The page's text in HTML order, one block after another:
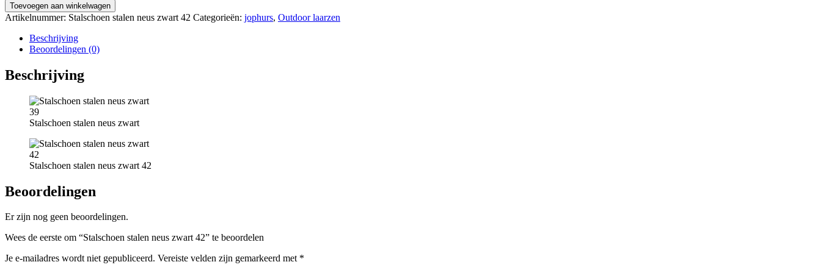
Toevoegen aan winkelwagen
Artikelnummer: Stalschoen stalen neus zwart 42 Categorieën: jophurs, Outdoor laarzen
Beschrijving
Beoordelingen (0)
Beschrijving
Stalschoen stalen neus zwart
Stalschoen stalen neus zwart 42
Beoordelingen
Er zijn nog geen beoordelingen.
Wees de eerste om “Stalschoen stalen neus zwart 42” te beoordelen
Je e-mailadres wordt niet gepubliceerd. Vereiste velden zijn gemarkeerd met *